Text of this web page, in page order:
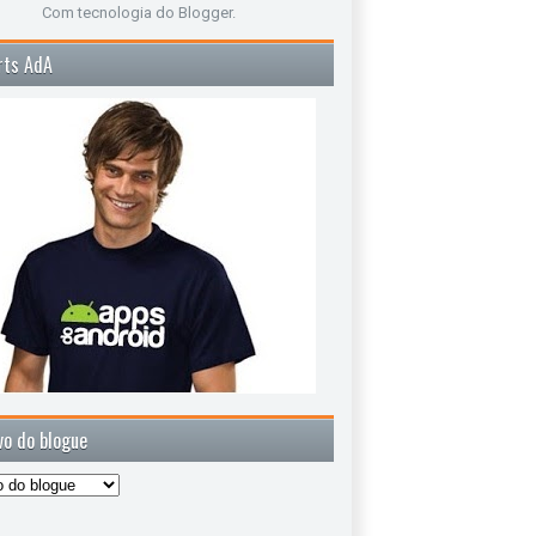
Com tecnologia do Blogger.
AdA
do blogue